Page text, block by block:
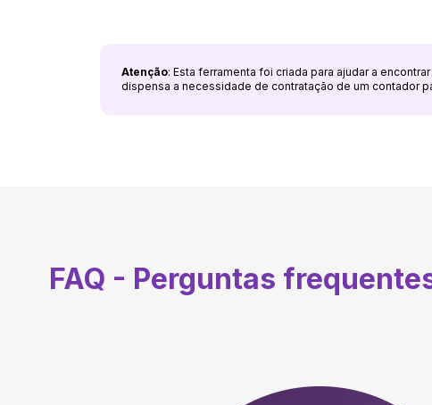
Atenção: Esta ferramenta foi criada para ajudar a
dispensa a necessidade de contratação de um contador
FAQ - Perguntas